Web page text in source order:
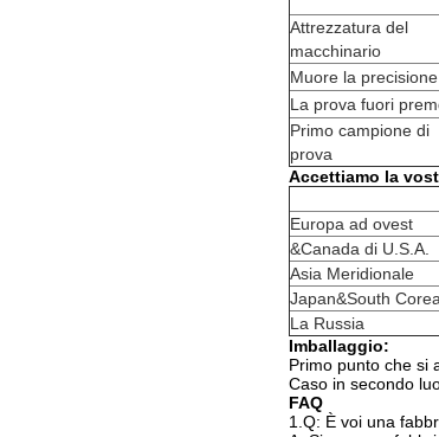
Attrezzatura del
macchinario
Muore la precisione
La prova fuori
Primo campione di
prova
Accettiamo la
Europa ad ovest
&Canada di U.S.A.
Asia Meridionale
Japan&South Corea
La Russia
Imballaggio:
Primo punto che si
Caso in secondo
FAQ
1.Q: È voi una